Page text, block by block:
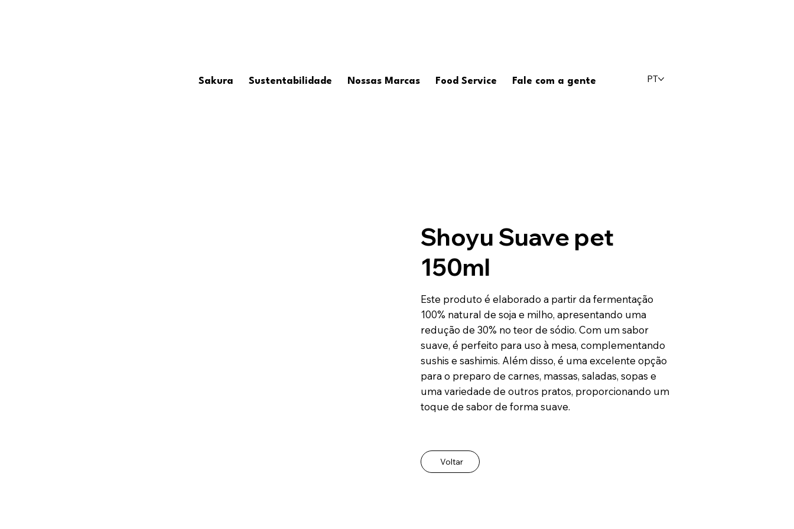
Sakura Sustentabilidade Nossas Marcas Food Service Fale com a gente PT
Shoyu Suave pet
150ml
Este produto é elaborado a partir da fermentação
100% natural de soja e milho, apresentando uma
redução de 30% no teor de sódio. Com um sabor
suave, é perfeito para uso à mesa, complementando
sushis e sashimis. Além disso, é uma excelente opção
para o preparo de carnes, massas, saladas, sopas e
uma variedade de outros pratos, proporcionando um
toque de sabor de forma suave.
Voltar